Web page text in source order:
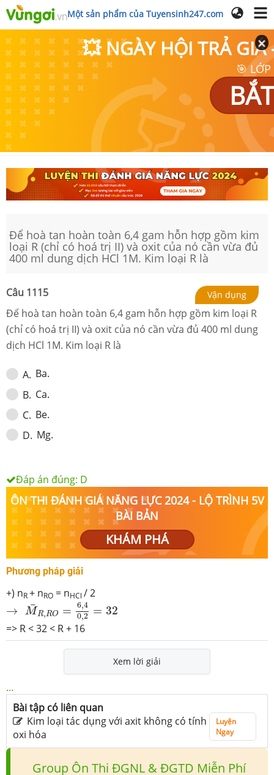
Một sản phẩm của Tuyensinh247.com
💥 NGÀY HỘI TRẢ GIÁ
🎯
Để hoà tan hoàn toàn 6,4 gam hỗn hợp gồm kim
loại R (chỉ có hoá trị II) và oxit của nó cần vừa đủ
400 ml dung dịch HCl 1M. Kim loại R là
Câu 1115 Vận dụng
Để hoà tan hoàn toàn 6,4 gam hỗn hợp gồm kim loại R
(chỉ có hoá trị II) và oxit của nó cần vừa đủ 400 ml dung
dịch HCl 1M. Kim loại R là
A. Ba.
B. Ca.
C. Be.
D. Mg.
Đáp án đúng: D
ÔN THI ĐÁNH GIÁ NĂNG LỰC 2024 - LỘ TRÌNH 5V
BÀI BẢN
KHÁM PHÁ
Phương pháp giải
+) nR+ nRO = nHCl / 2
→
¯
MR,RO = 6,4
0,2 = 32
→ M¯R,RO =6,40,2
=> R < 32 < R + 16
Xem lời giải
...
Bài tập có liên quan
Kim loại tác dụng với axit không có tính
oxi hóa
Luyện
Ngay
Group Ôn Thi ĐGNL & ĐGTD Miễn Phí